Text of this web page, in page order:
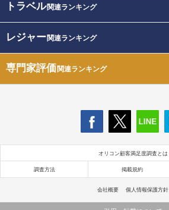
トラベル関連ランキング
レジャー関連ランキング
専門家評価関連ランキング
オリコン顧客満足度調査とは
調査方法 掲載規約
会社概要 個人情報保護方針